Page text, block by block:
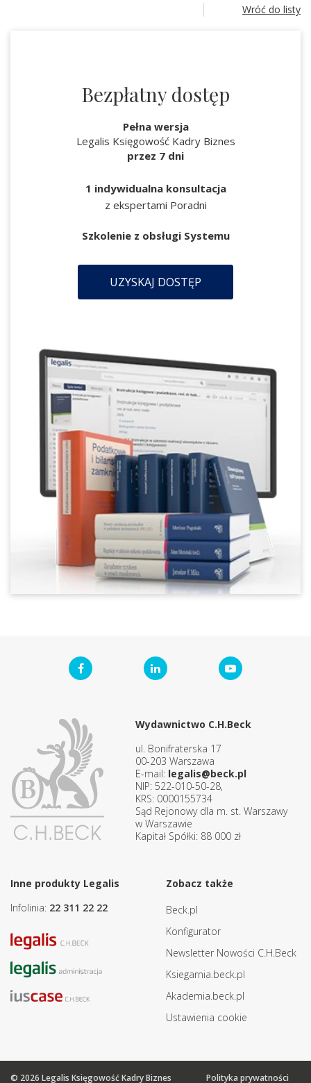
Wróć do listy
Bezpłatny dostęp
Pełna wersja
Legalis Księgowość Kadry Biznes
przez 7 dni
1 indywidualna konsultacja
z ekspertami Poradni
Szkolenie z obsługi Systemu
UZYSKAJ DOSTĘP
Wydawnictwo C.H.Beck
ul. Bonifraterska 17
00-203 Warszawa
E-mail: legalis@beck.pl
NIP: 522-010-50-28,
KRS: 0000155734
Sąd Rejonowy dla m. st. Warszawy
w Warszawie
Kapitał Spółki: 88 000 zł
Inne produkty Legalis
Infolinia: 22 311 22 22
Zobacz także
Beck.pl
Konfigurator
Newsletter Nowości C.H.Beck
Ksiegarnia.beck.pl
Akademia.beck.pl
Ustawienia cookie
© 2026 Legalis Księgowość Kadry Biznes Polityka prywatności